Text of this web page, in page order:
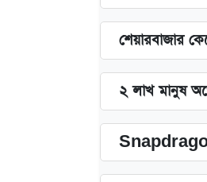
শেয়ারবাজার
২ লাখ মানুষ